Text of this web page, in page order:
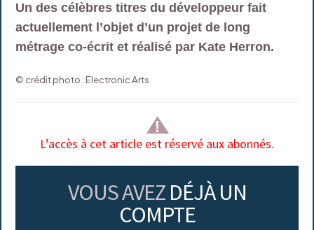
Un des célèbres titres du développeur fait
actuellement l’objet d’un projet de long
métrage co-écrit et réalisé par Kate Herron.
© crédit photo : Electronic Arts
L’accès à cet article est réservé aux abonnés.
VOUS AVEZ DÉJÀ UN
COMPTE